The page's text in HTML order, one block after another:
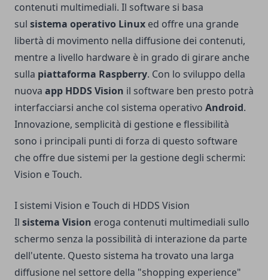
contenuti multimediali. Il software si basa
sul sistema operativo Linux ed offre una grande
libertà di movimento nella diffusione dei contenuti,
mentre a livello hardware è in grado di girare anche
sulla piattaforma Raspberry. Con lo sviluppo della
nuova app HDDS Vision il software ben presto potrà
interfacciarsi anche col sistema operativo Android.
Innovazione, semplicità di gestione e flessibilità
sono i principali punti di forza di questo software
che offre due sistemi per la gestione degli schermi:
Vision e Touch.
I sistemi Vision e Touch di HDDS Vision
Il sistema Vision eroga contenuti multimediali sullo
schermo senza la possibilità di interazione da parte
dell'utente. Questo sistema ha trovato una larga
diffusione nel settore della "shopping experience"